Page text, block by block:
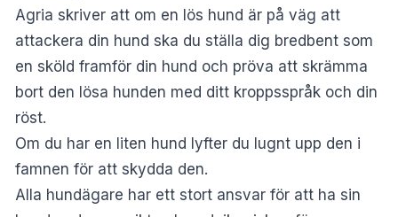
Agria skriver att om en lös hund är på väg att
attackera din hund ska du ställa dig bredbent som
en sköld framför din hund och pröva att skrämma
bort den lösa hunden med ditt kroppsspråk och din
röst.
Om du har en liten hund lyfter du lugnt upp den i
famnen för att skydda den.
Alla hundägare har ett stort ansvar för att ha sin